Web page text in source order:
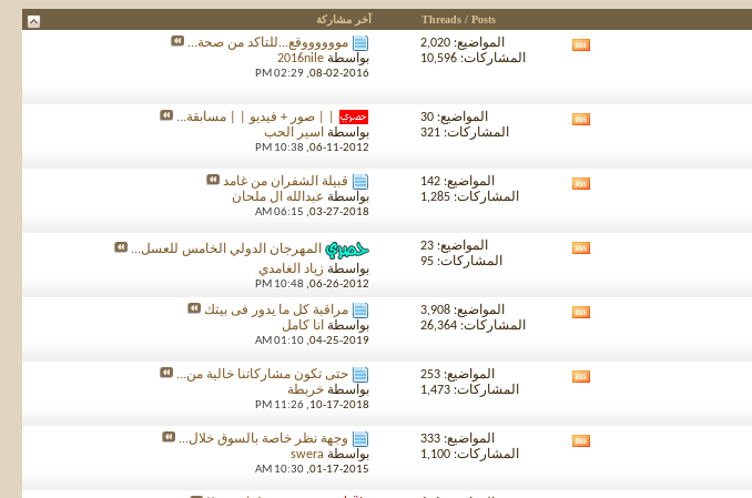
Threads / Posts آخر مشاركة
المواضيع: 2,020
المشاركات: 10,596
مووووووقع...للتأكد من صحة...
بواسطة 2016nile
08-02-2016,
02:29 PM
المواضيع: 30
المشاركات: 321
| | صور + فيديو | | مسابقة...
بواسطة اسير الحب
06-11-2012,
10:38 PM
المواضيع: 142
المشاركات: 1,285
قبيلة الشفران من غامد
بواسطة عبدالله ال ملحان
03-27-2018,
06:15 AM
المواضيع: 23
المشاركات: 95
المهرجان الدولي الخامس للعسل...
بواسطة زياد الغامدي
06-26-2012,
10:48 PM
المواضيع: 3,908
المشاركات: 26,364
مراقبة كل ما يدور فى بيتك
بواسطة انا كامل
04-25-2019,
01:10 AM
المواضيع: 253
المشاركات: 1,473
حتى تكون مشاركاتنا خالية من...
بواسطة خربطة
10-17-2018,
11:26 PM
المواضيع: 333
المشاركات: 1,100
وجهة نظر خاصة بالسوق خلال...
بواسطة swera
01-17-2015,
10:30 AM